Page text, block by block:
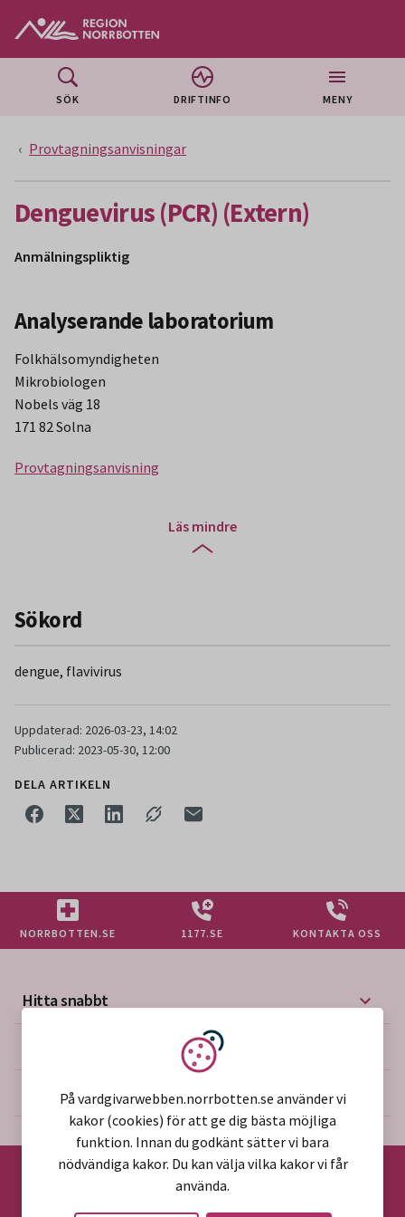
SÖK DRIFTINFO MENY
Provtagningsanvisningar
Denguevirus (PCR) (Extern)
Anmälningspliktig
Analyserande laboratorium
Folkhälsomyndigheten
Mikrobiologen
Nobels väg 18
171 82 Solna
Provtagningsanvisning
Läs mindre
Sökord
dengue, flavivirus
Uppdaterad: 2026-03-23, 14:02
Publicerad: 2023-05-30, 12:00
DELA ARTIKELN
NORRBOTTEN.SE 1177.SE KONTAKTA OSS
Hitta snabbt
Mer på vårdgivarwebben
Om webbplatsen
Vi använder kakor
På vardgivarwebben.norrbotten.se använder vi
kakor (cookies) för att ge dig bästa möjliga
funktion. Innan du godkänt sätter vi bara
nödvändiga kakor. Du kan välja vilka kakor vi får
använda.